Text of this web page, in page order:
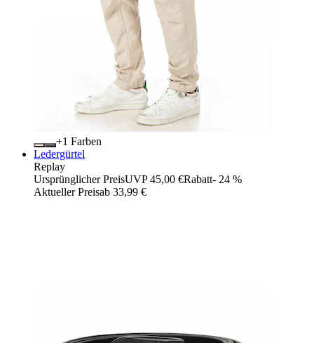
+
Farben
Ledergürtel
Replay
Ursprünglicher PreisUVP 45,00 €Rabatt- 24 %
Aktueller Preisab 33,99 €